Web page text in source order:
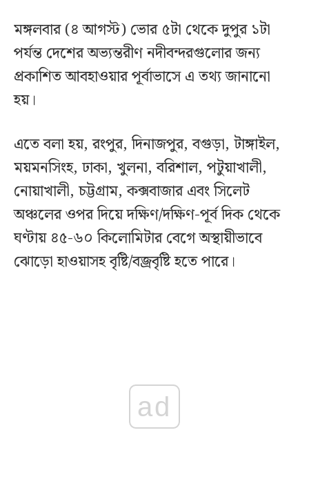
মঙ্গলবার (৪ আগস্ট) ভোর ৫টা থেকে দুপুর ১টা
পর্যন্ত দেশের অভ্যন্তরীণ নদীবন্দরগুলোর জন্য
প্রকাশিত আবহাওয়ার পূর্বাভাসে এ তথ্য জানানো
হয়।
এতে বলা হয়, রংপুর, দিনাজপুর, বগুড়া, টাঙ্গাইল,
ময়মনসিংহ, ঢাকা, খুলনা, বরিশাল, পটুয়াখালী,
নোয়াখালী, চট্টগ্রাম, কক্সবাজার এবং সিলেট
অঞ্চলের ওপর দিয়ে দক্ষিণ/দক্ষিণ-পূর্ব দিক থেকে
ঘণ্টায় ৪৫-৬০ কিলোমিটার বেগে অস্থায়ীভাবে
ঝোড়ো হাওয়াসহ বৃষ্টি/বজ্রবৃষ্টি হতে পারে।
ad